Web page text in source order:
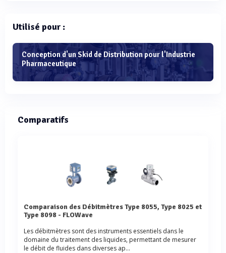
Utilisé pour :
Conception d'un Skid de Distribution pour l'Industrie
Pharmaceutique
Comparatifs
Comparaison des Débitmètres Type 8055, Type 8025 et
Type 8098 - FLOWave
Les débitmètres sont des instruments essentiels dans le
domaine du traitement des liquides, permettant de mesurer
le débit de fluides dans diverses ap...